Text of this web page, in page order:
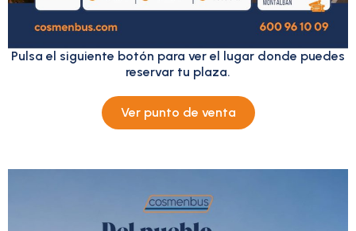
Pulsa el siguiente botón para ver el lugar donde puedes
reservar tu plaza.
Ver punto de venta